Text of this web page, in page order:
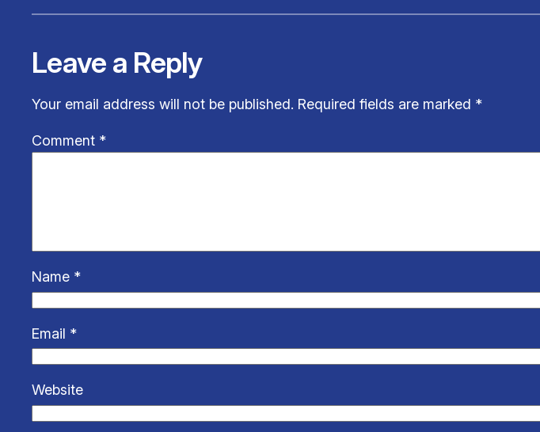
Leave a Reply
Your email address will not be published. Required fields are marked *
Comment *
Name *
Email *
Website